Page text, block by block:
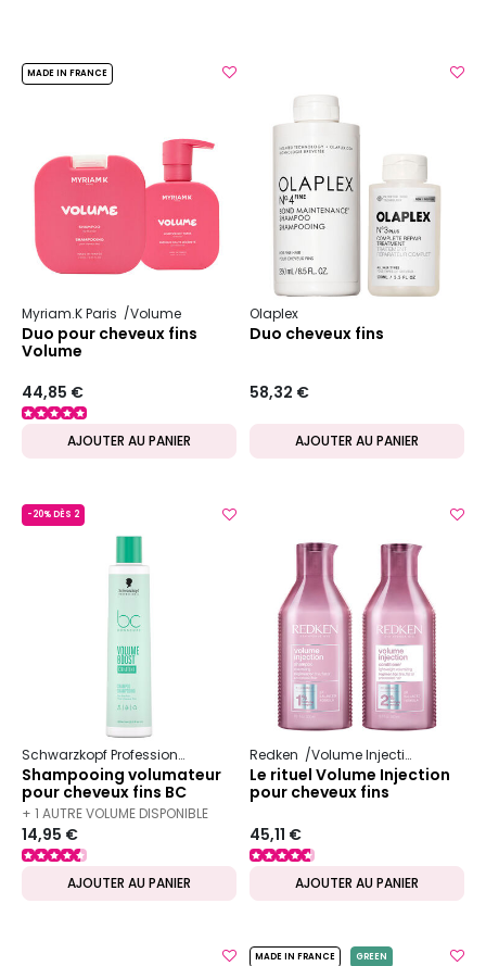
MADE IN FRANCE
Myriam.K Paris Volume
Duo pour cheveux fins
Volume
44,85 €
AJOUTER AU PANIER
Olaplex
Duo cheveux fins
58,32 €
AJOUTER AU PANIER
-20% DÈS 2
Schwarzkopf Professional Bc Bonacure Volume Boost
Shampooing volumateur
pour cheveux fins BC
Volume Boost 250ml
+ 1 AUTRE VOLUME DISPONIBLE
14,95 €
AJOUTER AU PANIER
Redken Volume Injection
Le rituel Volume Injection
pour cheveux fins
45,11 €
AJOUTER AU PANIER
MADE IN FRANCE GREEN